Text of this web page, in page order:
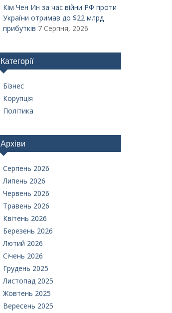
Кім Чен Ин за час війни РФ проти
України отримав до $22 млрд
прибутків 7 Серпня, 2026
Категорії
Бізнес
Корупція
Політика
Архіви
Серпень 2026
Липень 2026
Червень 2026
Травень 2026
Квітень 2026
Березень 2026
Лютий 2026
Січень 2026
Грудень 2025
Листопад 2025
Жовтень 2025
Вересень 2025